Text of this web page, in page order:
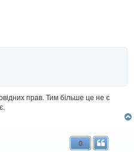
прав. Тим більше це не є
0